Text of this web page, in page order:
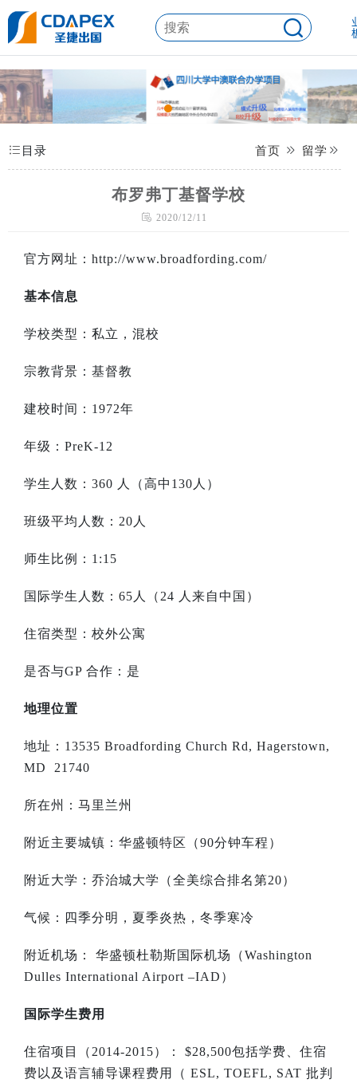
目录 首页 留学
布罗弗丁基督学校
2020/12/11
官方网址： http://www.broadfording.com/
基本信息
学校类型：私立，混校
宗教背景：基督教
建校时间： 1972年
年级： PreK-12
学生人数： 360 人（高中 130 人）
班级平均人数： 20 人
师生比例： 1:15
国际学生人数： 65 人（ 24 人来自中国）
住宿类型：校外公寓
是否与GP 合作：是
地理位置
地址： 13535 Broadfording Church Rd, Hagerstown,
MD 21740
所在州：马里兰州
附近主要城镇：华盛顿特区（90分钟车程）
附近大学：乔治城大学（全美综合排名第20）
气候：四季分明，夏季炎热，冬季寒冷
附近机场： 华盛顿杜勒斯国际机场（Washington
Dulles International Airport –IAD ）
国际学生费用
住宿项目（ 2014-2015）： $28,500包括学费、住宿
费以及语言辅导课程费用（ ESL, TOEFL, SAT 批判